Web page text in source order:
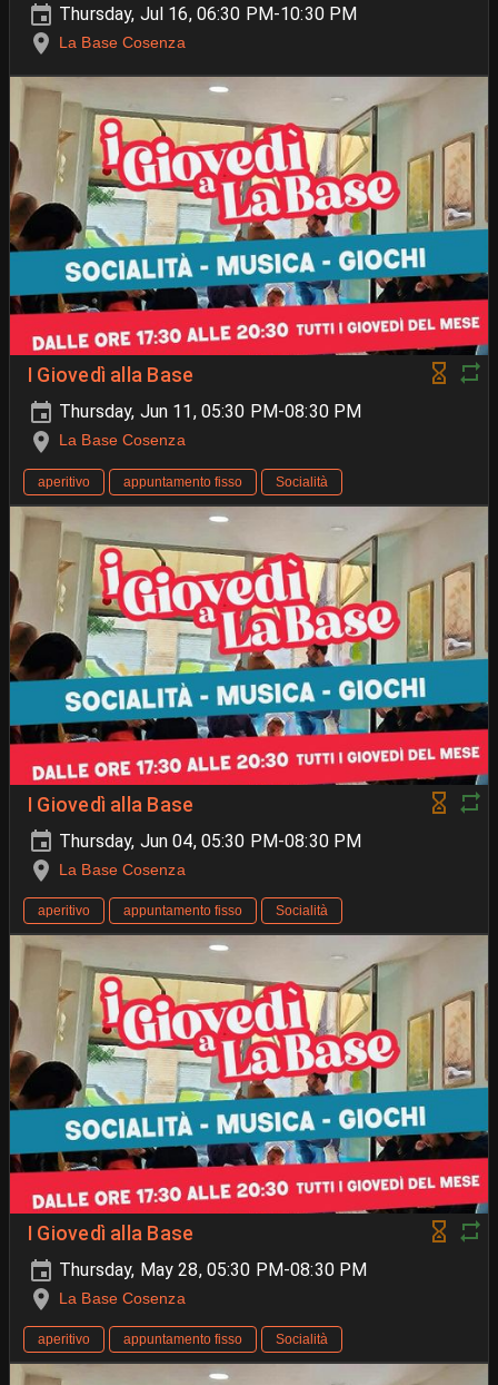
Thursday, Jul 16, 06:30 PM-10:30 PM
La Base Cosenza
I Giovedì alla Base
Thursday, Jun 11, 05:30 PM-08:30 PM
La Base Cosenza
aperitivo appuntamento fisso Socialità
I Giovedì alla Base
Thursday, Jun 04, 05:30 PM-08:30 PM
La Base Cosenza
aperitivo appuntamento fisso Socialità
I Giovedì alla Base
Thursday, May 28, 05:30 PM-08:30 PM
La Base Cosenza
aperitivo appuntamento fisso Socialità